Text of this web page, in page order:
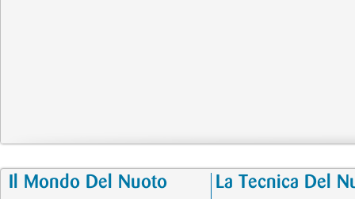
Il Mondo Del Nuoto La Tecnica Del